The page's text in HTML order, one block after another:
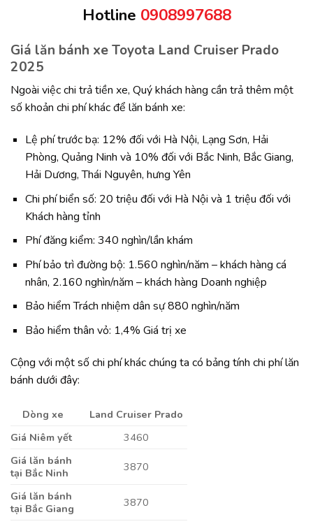
Hotline 0908997688
Giá lăn bánh xe Toyota Land Cruiser Prado
2025
Ngoài việc chi trả tiền xe, Quý khách hàng cần trả thêm một
số khoản chi phí khác để lăn bánh xe:
Lệ phí trước bạ: 12% đối với Hà Nội, Lạng Sơn, Hải
Phòng, Quảng Ninh và 10% đối với Bắc Ninh, Bắc Giang,
Hải Dương, Thái Nguyên, hưng Yên
Chi phí biển số: 20 triệu đối với Hà Nội và 1 triệu đối với
Khách hàng tỉnh
Phí đăng kiểm: 340 nghìn/lần khám
Phí bảo trì đường bộ: 1.560 nghìn/năm – khách hàng cá
nhân, 2.160 nghìn/năm – khách hàng Doanh nghiệp
Bảo hiểm Trách nhiệm dân sự 880 nghìn/năm
Bảo hiểm thân vỏ: 1,4% Giá trị xe
Cộng với một số chi phí khác chúng ta có bảng tính chi phí lăn
bánh dưới đây:
Dòng xe
Land Cruiser Prado
Giá Niêm yết
3460
Giá lăn bánh
tại Bắc Ninh
3870
Giá lăn bánh
tại Bắc Giang
3870